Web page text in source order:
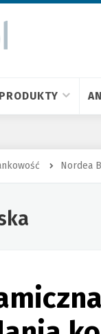
PRODUKTY
Nordea